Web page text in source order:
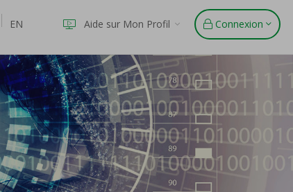
EN Aide sur Mon Profil Connexion